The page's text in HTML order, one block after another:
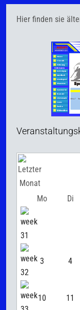
Hier finden sie
Mo Di
3 4
10 11